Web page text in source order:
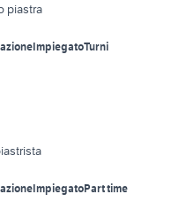
piastra
ImpiegatoTurni
ImpiegatoPart time